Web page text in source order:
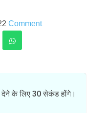
Comment
देने के लिए 30 सेकंड होंगे।